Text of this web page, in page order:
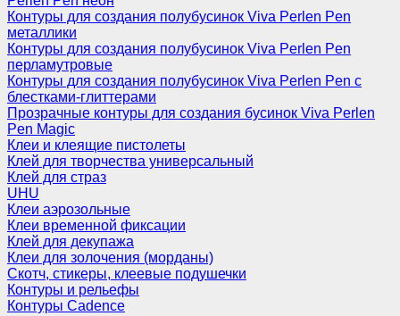
Контуры для создания полубусинок Viva Perlen Pen
металлики
Контуры для создания полубусинок Viva Perlen Pen
перламутровые
Контуры для создания полубусинок Viva Perlen Pen с
блестками-глиттерами
Прозрачные контуры для создания бусинок Viva Perlen
Pen Magic
Клеи и клеящие пистолеты
Клей для творчества универсальный
Клей для страз
UHU
Клеи аэрозольные
Клеи временной фиксации
Клей для декупажа
Клеи для золочения (морданы)
Скотч, стикеры, клеевые подушечки
Контуры и рельефы
Контуры Cadence